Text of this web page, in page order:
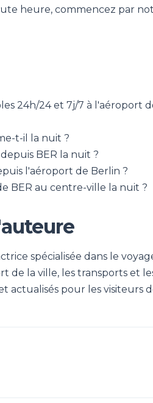
heure, commencez par
24h/24 et 7j/7 à l'aéroport
t-il la nuit ?
BER la nuit ?
l'aéroport de Berlin ?
BER au centre-ville la nuit ?
spécialisée dans le
de la ville, les transports et
actualisés pour les visiteurs